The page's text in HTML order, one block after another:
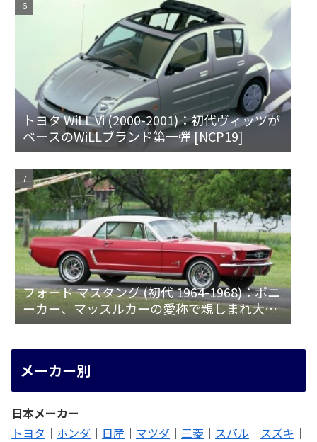
トヨタ WiLL Vi (2000-2001)：初代ヴィッツが
ベースのWiLLブランド第一弾 [NCP19]
フォード マスタング (初代 1964-1968)：ポニ
ーカー、マッスルカーの愛称で親しまれ大ヒ
ット
メーカー別
日本メーカー
トヨタ ｜ ホンダ ｜ 日産 ｜ マツダ ｜ 三菱 ｜ スバル ｜ スズキ ｜